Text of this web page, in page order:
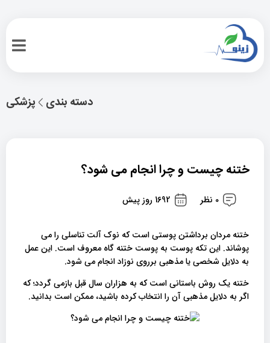
پزشکی دسته بندی
ختنه چیست و چرا انجام می شود؟
0 نظر 1692 روز پیش
ختنه مردان برداشتن پوستی است که نوک آلت تناسلی را می
پوشاند. این تکه پوست به پوست ختنه گاه معروف است. این عمل
به دلایل شخصی یا مذهبی برروی نوزاد انجام می شود.
ختنه یک روش باستانی است که به هزاران سال قبل بازمی گردد؛ که
اگر به دلایل مذهبی آن را انتخاب کرده باشید، ممکن است بدانید.